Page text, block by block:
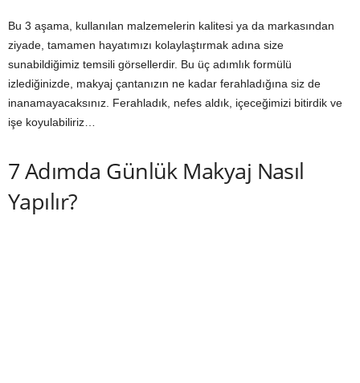
Bu 3 aşama, kullanılan malzemelerin kalitesi ya da markasından
ziyade, tamamen hayatımızı kolaylaştırmak adına size
sunabildiğimiz temsili görsellerdir. Bu üç adımlık formülü
izlediğinizde, makyaj çantanızın ne kadar ferahladığına siz de
inanamayacaksınız. Ferahladık, nefes aldık, içeceğimizi bitirdik ve
işe koyulabiliriz…
7 Adımda Günlük Makyaj Nasıl
Yapılır?